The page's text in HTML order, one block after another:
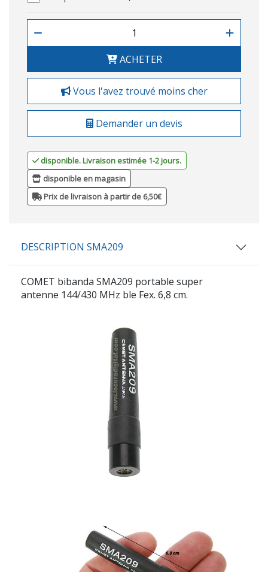
ACHETER
Vous l'avez trouvé moins cher
Demander un devis
disponible. Livraison estimée 1-2 jours.
disponible en magasin
Prix de livraison à partir de 6,50€
DESCRIPTION SMA209
COMET bibanda SMA209 portable super
antenne 144/430 MHz ble Fex. 6,8 cm.